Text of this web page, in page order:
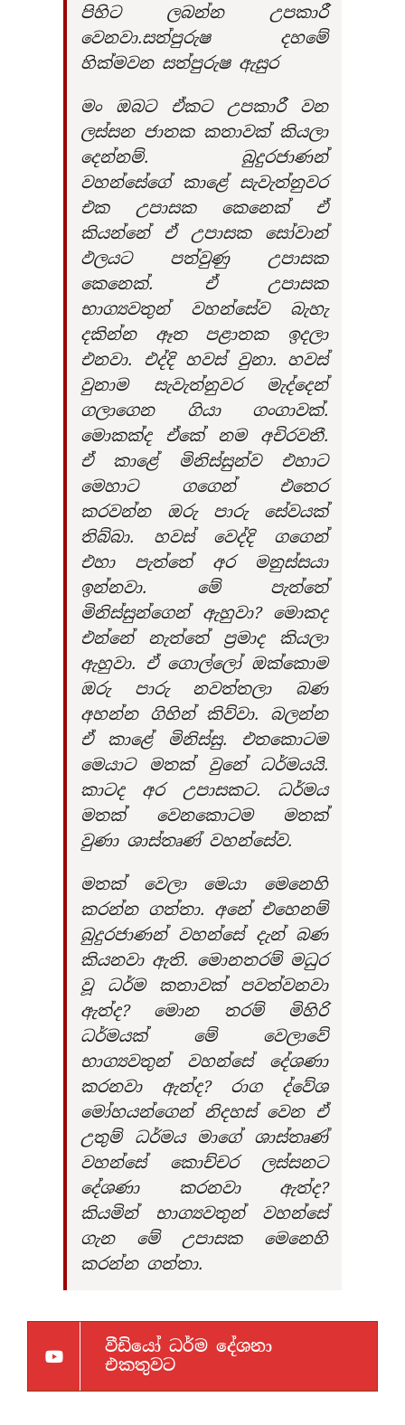
පිහිට ලබන්න උපකාරී
වෙනවා.සත්පුරුෂ දහමේ
හික්මවන සත්පුරුෂ ඇසුර
මං ඔබට ඒකට උපකාරී වන
ලස්සන ජාතක කතාවක් කියලා
දෙන්නම්. බුදුරජාණන්
වහන්සේගේ කාළේ සැවැත්නුවර
එක උපාසක කෙනෙක් ඒ
කියන්නේ ඒ උපාසක සෝවාන්
ඵලයට පත්වුණු උපාසක
කෙනෙක්. ඒ උපාසක
භාග්‍යවතුන් වහන්සේව බැහැ
දකින්න ඈත පළාතක ඉදලා
එනවා. එද්දි හවස් වුනා. හවස්
වුනාම සැවැත්නුවර මැද්දෙන්
ගලාගෙන ගියා ගංගාවක්.
මොකක්ද ඒකේ නම අචිරවතී.
ඒ කාළේ මිනිස්සුන්ව එහාට
මෙහාට ගගෙන් එතෙර
කරවන්න ඔරු පාරු සේවයක්
තිබ්බා. හවස් වෙද්දි ගගෙන්
එහා පැත්තේ අර මනුස්සයා
ඉන්නවා. මේ පැත්තේ
මිනිස්සුන්ගෙන් ඇහුවා? මොකද
එන්නේ නැත්තේ ප්‍රමාද කියලා
ඇහුවා. ඒ ගොල්ලෝ ඔක්කොම
ඔරු පාරු නවත්තලා බණ
අහන්න ගිහින් කිව්වා. බලන්න
ඒ කාළේ මිනිස්සු. එතකොටම
මෙයාට මතක් වුනේ ධර්මයයි.
කාටද අර උපාසකට. ධර්මය
මතක් වෙනකොටම මතක්
වුණා ශාස්තෘණ් වහන්සේව.
මතක් වෙලා මෙයා මෙනෙහි
කරන්න ගත්තා. අනේ එහෙනම්
බුදුරජාණන් වහන්සේ දැන් බණ
කියනවා ඇති. මොනතරම් මධුර
වූ ධර්ම කතාවක් පවත්වනවා
ඇත්ද? මොන තරම් මිහිරි
ධර්මයක් මේ වෙලාවේ
භාග්‍යවතුන් වහන්සේ දේශණා
කරනවා ඇත්ද? රාග ද්වේශ
මෝහයන්ගෙන් නිදහස් වෙන ඒ
උතුම් ධර්මය මාගේ ශාස්තෘණ්
වහන්සේ කොච්චර ලස්සනට
දේශණා කරනවා ඇත්ද?
කියමින් භාග්‍යවතුන් වහන්සේ
ගැන මේ උපාසක මෙනෙහි
කරන්න ගත්තා.
වීඩියෝ ධර්ම දේශනා
එකතුවට